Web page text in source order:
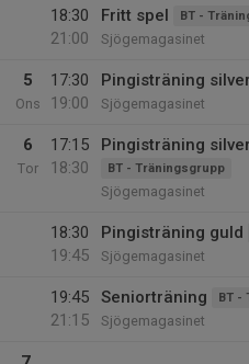
18:30
21:00
Fritt spel BT -
Sjögemagasinet
5
Ons
17:30
19:00
Pingisträning silver
Sjögemagasinet
6
Tor
17:15
18:30
Pingisträning
BT - Träningsgrupp
Sjögemagasinet
18:30
19:45
Pingisträning guld
Sjögemagasinet
19:45
21:15
Seniorträning BT -
Sjögemagasinet